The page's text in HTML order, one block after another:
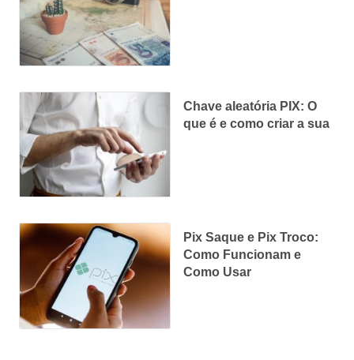
Chave aleatória PIX: O
que é e como criar a sua
Pix Saque e Pix Troco:
Como Funcionam e
Como Usar